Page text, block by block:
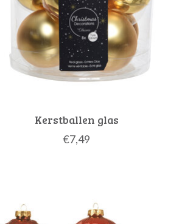
Kerstballen glas
€7,49